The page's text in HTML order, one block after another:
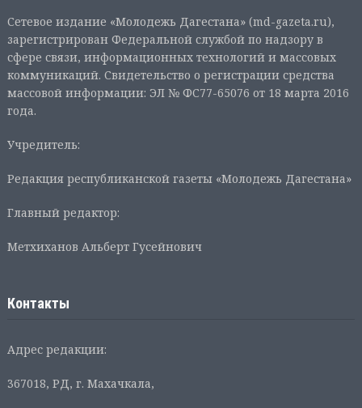
Сетевое издание «Молодежь Дагестана» (md-gazeta.ru),
зарегистрирован Федеральной службой по надзору в
сфере связи, информационных технологий и массовых
коммуникаций. Свидетельство о регистрации средства
массовой информации: ЭЛ № ФС77-65076 от 18 марта 2016
года.
Учредитель:
Редакция республиканской газеты «Молодежь Дагестана»
Главный редактор:
Метхиханов Альберт Гусейнович
Контакты
Адрес редакции:
367018, РД, г. Махачкала,